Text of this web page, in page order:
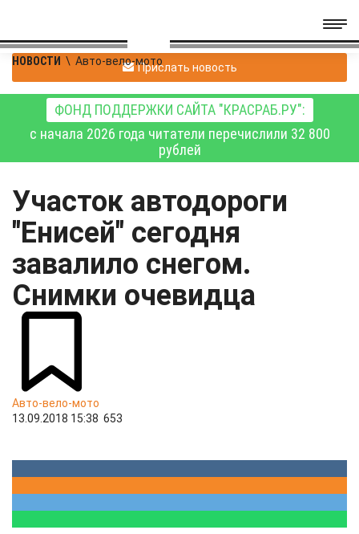
НОВОСТИ \ Авто-вело-мотоПрислать новость
ФОНД ПОДДЕРЖКИ САЙТА "КРАСРАБ.РУ":
с начала 2026 года читатели перечислили 32 800
рублей
Участок автодороги
"Енисей" сегодня
завалило снегом.
Снимки очевидца
Авто-вело-мото
13.09.2018 15:38 653